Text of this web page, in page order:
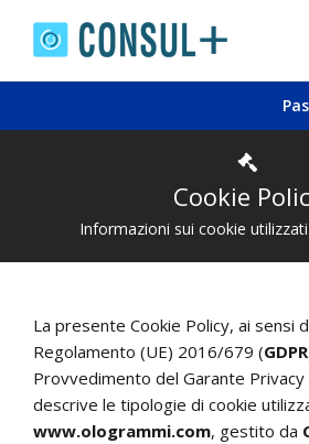
Cookie
Informazioni sui cookie
La presente Cookie Policy, ai sensi
Regolamento (UE) 2016/679 (GDPR
Provvedimento del Garante
descrive le tipologie di cookie
www.ologrammi.com, gestito da